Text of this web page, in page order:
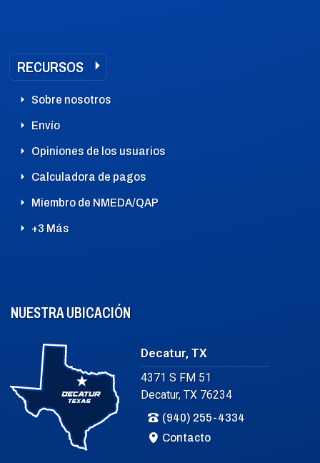
RECURSOS
Sobre nosotros
Envío
Opiniones de los usuarios
Calculadora de pagos
Miembro de NMEDA/QAP
+3 Más
NUESTRA UBICACIÓN
Decatur, TX
4371 S FM 51
Decatur, TX 76234
(940) 255-4334
Contacto